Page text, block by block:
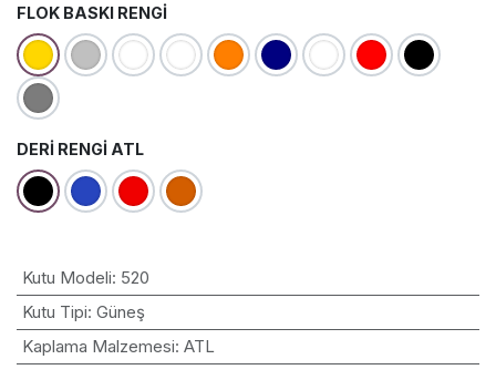
FLOK BASKI RENGI
DERI RENGI ATL
Kutu Modeli: 520
Kutu Tipi: Güneş
Kaplama Malzemesi: ATL